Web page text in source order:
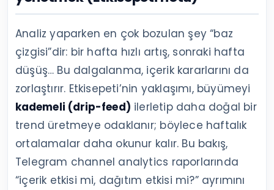
Analiz yaparken en çok bozulan şey “baz
çizgisi”dir: bir hafta hızlı artış, sonraki hafta
düşüş… Bu dalgalanma, içerik kararlarını da
zorlaştırır. Etkisepeti’nin yaklaşımı, büyümeyi
kademeli (drip-feed) ilerletip daha doğal bir
trend üretmeye odaklanır; böylece haftalık
ortalamalar daha okunur kalır. Bu bakış,
Telegram channel analytics raporlarında
“içerik etkisi mi, dağıtım etkisi mi?” ayrımını